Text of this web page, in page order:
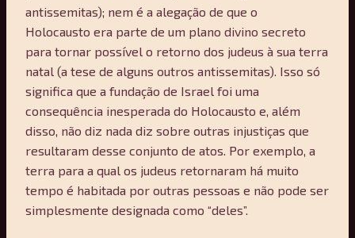
antissemitas); nem é a alegação de que o
Holocausto era parte de um plano divino secreto
para tornar possível o retorno dos judeus à sua terra
natal (a tese de alguns outros antissemitas). Isso só
significa que a fundação de Israel foi uma
consequência inesperada do Holocausto e, além
disso, não diz nada diz sobre outras injustiças que
resultaram desse conjunto de atos. Por exemplo, a
terra para a qual os judeus retornaram há muito
tempo é habitada por outras pessoas e não pode ser
simplesmente designada como “deles”.